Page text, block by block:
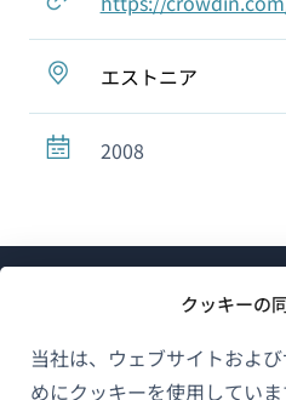
クッキーの
当社は、ウェブサイトおよ
めにクッキーを使用していま
エストニア
2008